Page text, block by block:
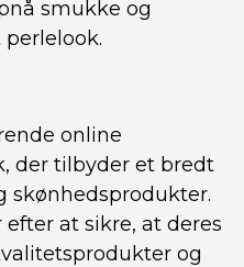
smukke og
online
der tilbyder et bredt
skønhedsprodukter.
at sikre, at deres
og